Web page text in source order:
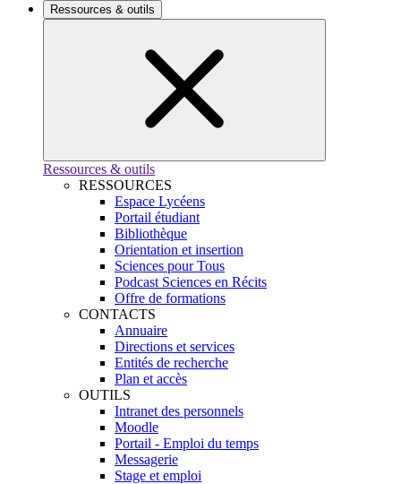
Ressources & outils
Ressources & outils
RESSOURCES
Espace Lycéens
Portail étudiant
Bibliothèque
Orientation et insertion
Sciences pour Tous
Podcast Sciences en Récits
Offre de formations
CONTACTS
Annuaire
Directions et services
Entités de recherche
Plan et accès
OUTILS
Intranet des personnels
Moodle
Portail - Emploi du temps
Messagerie
Stage et emploi